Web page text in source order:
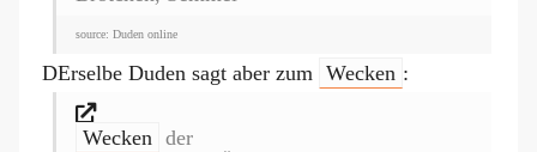
source: Duden online
DErselbe Duden sagt aber zum Wecken :
Wecken der